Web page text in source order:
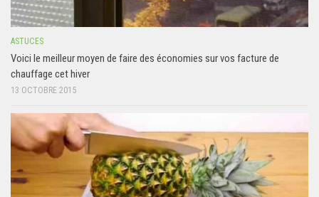
ASTUCES
Voici le meilleur moyen de faire des économies sur vos facture de
chauffage cet hiver
13 OCTOBRE 2015